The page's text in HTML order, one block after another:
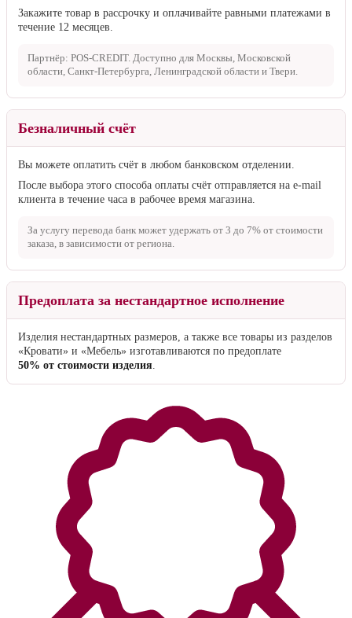
Закажите товар в рассрочку и оплачивайте равными платежами в
течение 12 месяцев.
Партнёр: POS-CREDIT. Доступно для Москвы, Московской
области, Санкт-Петербурга, Ленинградской области и Твери.
Безналичный счёт
Вы можете оплатить счёт в любом банковском отделении.
После выбора этого способа оплаты счёт отправляется на e-mail
клиента в течение часа в рабочее время магазина.
За услугу перевода банк может удержать от 3 до 7% от стоимости
заказа, в зависимости от региона.
Предоплата за нестандартное исполнение
Изделия нестандартных размеров, а также все товары из разделов
«Кровати» и «Мебель» изготавливаются по предоплате
50% от стоимости изделия.